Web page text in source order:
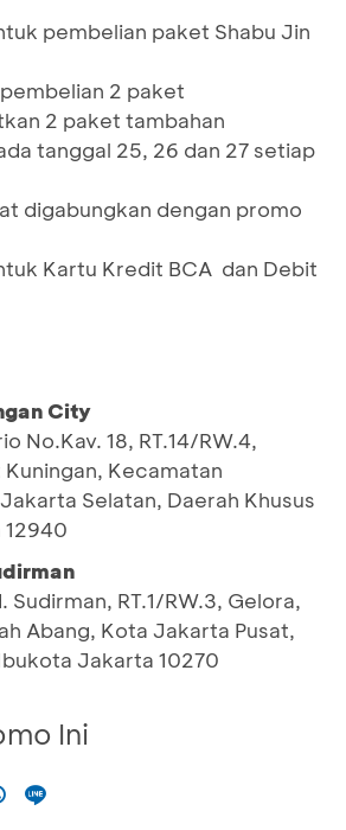
pembelian paket Shabu Jin
2 paket
2 paket tambahan
tanggal 25, 26 dan 27 setiap
digabungkan dengan promo
Kartu Kredit BCA dan Debit
City
No.Kav. 18, RT.14/RW.4,
Kecamatan
Selatan, Daerah Khusus
Sudirman, RT.1/RW.3, Gelora,
Abang, Kota Jakarta Pusat,
Jakarta 10270
Ini